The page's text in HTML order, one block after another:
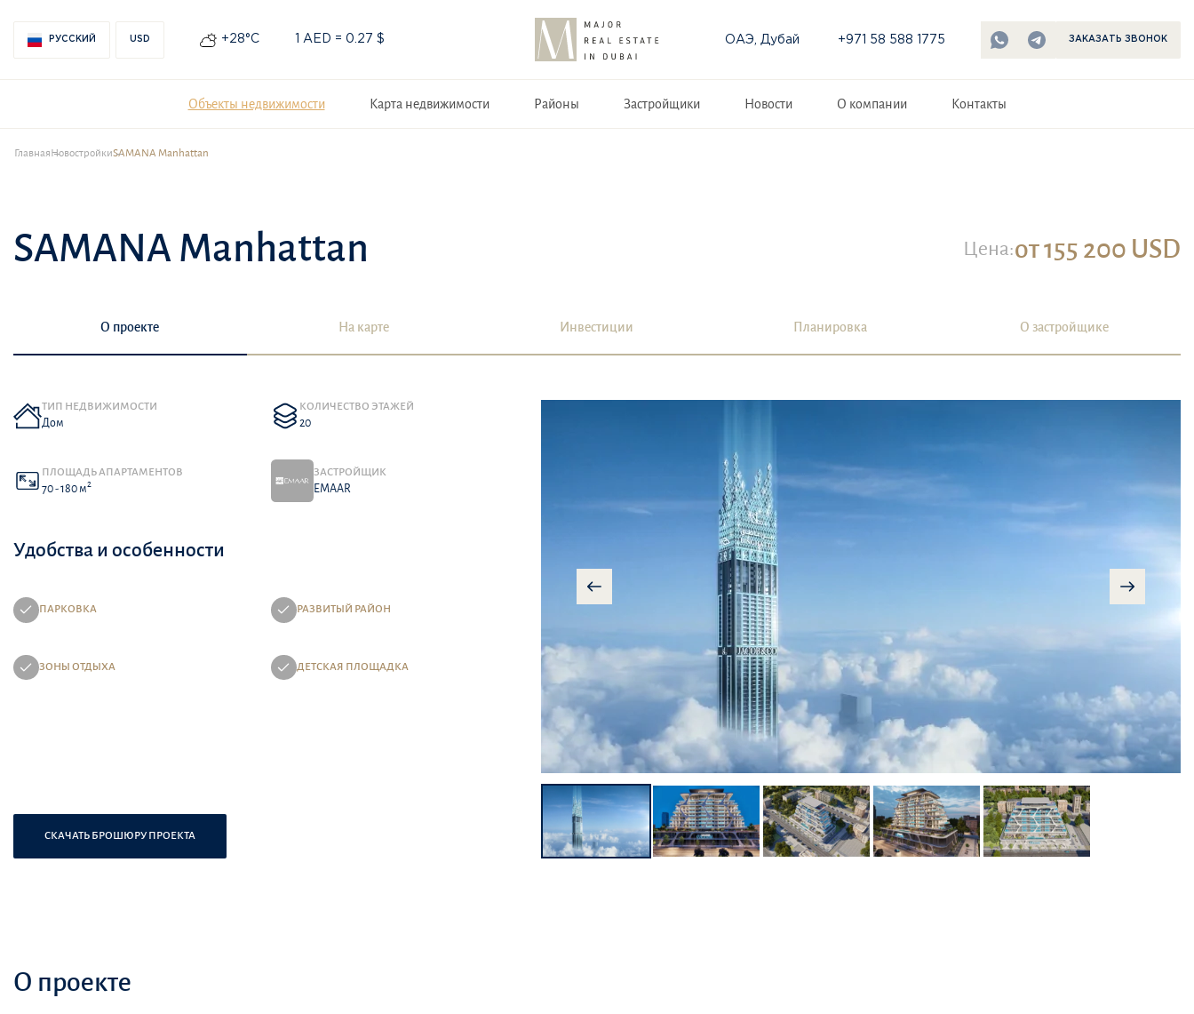
РУССКИЙ USD +28°С 1 AED = 0.27 $ ОАЭ, Дубай +971 58 588 1775 ЗАКАЗАТЬ ЗВОНОК
Объекты недвижимости Карта недвижимости Районы Застройщики Новости О компании Контакты
ГлавнаяНовостройкиSAMANA Manhattan
SAMANA Manhattan Цена:от 155 200 USD
О проекте На карте Инвестиции Планировка О застройщике
ТИП НЕДВИЖИМОСТИ
Дом
КОЛИЧЕСТВО ЭТАЖЕЙ
20
ПЛОЩАДЬ АПАРТАМЕНТОВ
70 - 180 м2
ЗАСТРОЙЩИК
EMAAR
Удобства и особенности
ПАРКОВКА РАЗВИТЫЙ РАЙОН
ЗОНЫ ОТДЫХА ДЕТСКАЯ ПЛОЩАДКА
СКАЧАТЬ БРОШЮРУ ПРОЕКТА
О проекте